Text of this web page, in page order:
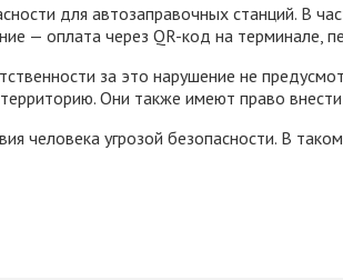
для автозаправочных станций. В
— оплата через QR-код на терминале,
за это нарушение не
Они также имеют право
человека угрозой безопасности. В